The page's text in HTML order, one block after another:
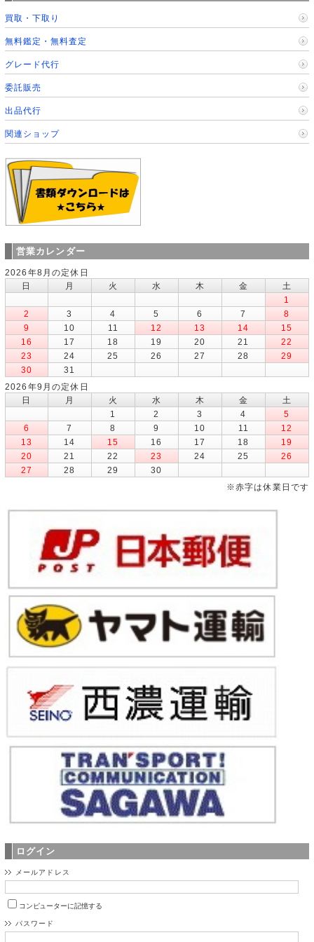
買取・下取り
無料鑑定・無料査定
グレード代行
委託販売
出品代行
関連ショップ
営業カレンダー
2026年8月の定休日
日
月 火 水 木 金
土
1
2
3 4 5 6 7
8
9
10 11 12 13 14
15
16
17 18 19 20 21
22
23
24 25 26 27 28
29
30
31
2026年9月の定休日
日
月 火 水 木 金
土
1
2 3 4
5
6
7 8 9 10 11
12
13
14 15 16 17 18
19
20
21 22 23 24 25
26
27
28 29
30
※赤字は休業日です
ログイン
メールアドレス
コンピューターに記憶する
パスワード